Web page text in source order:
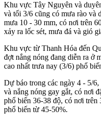
Khu vực Tây Nguyên và
và tối 3/6 cũng có mưa rào và
mưa 10 - 30 mm, có nơi trên
xảy ra lốc sét, mưa đá và gió
Khu vực từ Thanh Hóa đến
đợt nắng nóng đang diễn ra ở
cao nhất trưa nay (3/6) phổ
Dự báo trong các ngày 4 - 5/
và nắng nóng gay gắt, có nơi
phổ biến 36-38 độ, có nơi
phổ biến từ 45-50%.